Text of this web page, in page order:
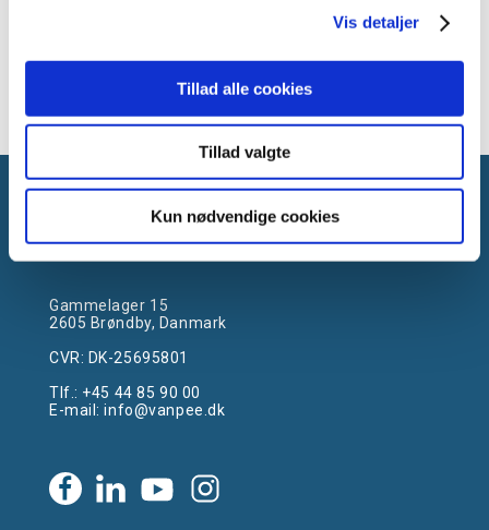
Vis detaljer
Tillad alle cookies
Tillad valgte
Kun nødvendige cookies
Gammelager 15
2605 Brøndby, Danmark
CVR: DK-25695801
Tlf.: +45 44 85 90 00
E-mail:info@vanpee.dk